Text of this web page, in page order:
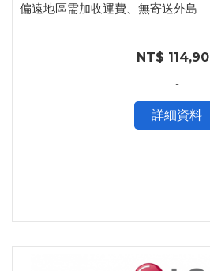
偏遠地區需加收運費、無寄送外島
NT$
-
詳細資料